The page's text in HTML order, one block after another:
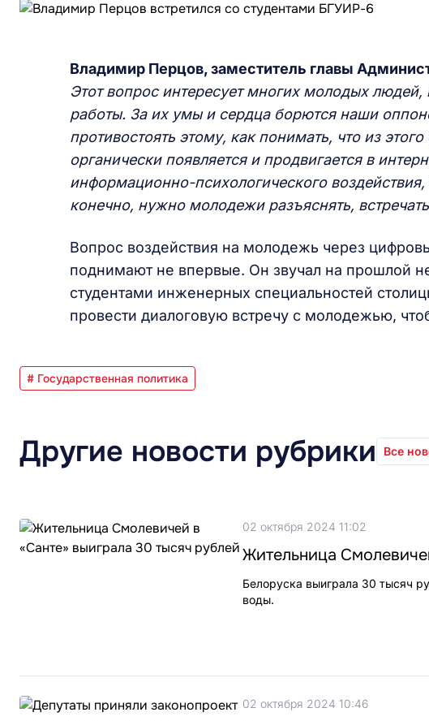
Владимир Перцов, заместитель главы
Этот вопрос интересует многих молодых
работы. За их умы и сердца борются наши
противостоять этому, как понимать, что из
органически появляется и продвигается в
информационно-психологического
конечно, нужно молодежи разъяснять,
Вопрос воздействия на молодежь через
поднимают не впервые. Он звучал на прошлой
студентами инженерных специальностей
провести диалоговую встречу с молодежью,
# Государственная политика
Другие новости рубрики Все
02 октября 2024 11:02
Жительница
Белоруска выиграла 30 тысяч
воды.
02 октября 2024 10:46